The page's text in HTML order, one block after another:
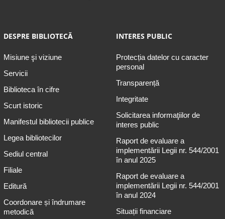
DESPRE BIBLIOTECĂ
Misiune şi viziune
Servicii
Biblioteca în cifre
Scurt istoric
Manifestul bibliotecii publice
Legea bibliotecilor
Sediul central
Filiale
Editură
Coordonare și îndrumare
metodică
INTERES PUBLIC
Protecția datelor cu caracter
personal
Transparență
Integritate
Solicitarea informaţiilor de
interes public
Raport de evaluare a
implementării Legii nr. 544/2001
în anul 2025
Raport de evaluare a
implementării Legii nr. 544/2001
în anul 2024
Situații financiare